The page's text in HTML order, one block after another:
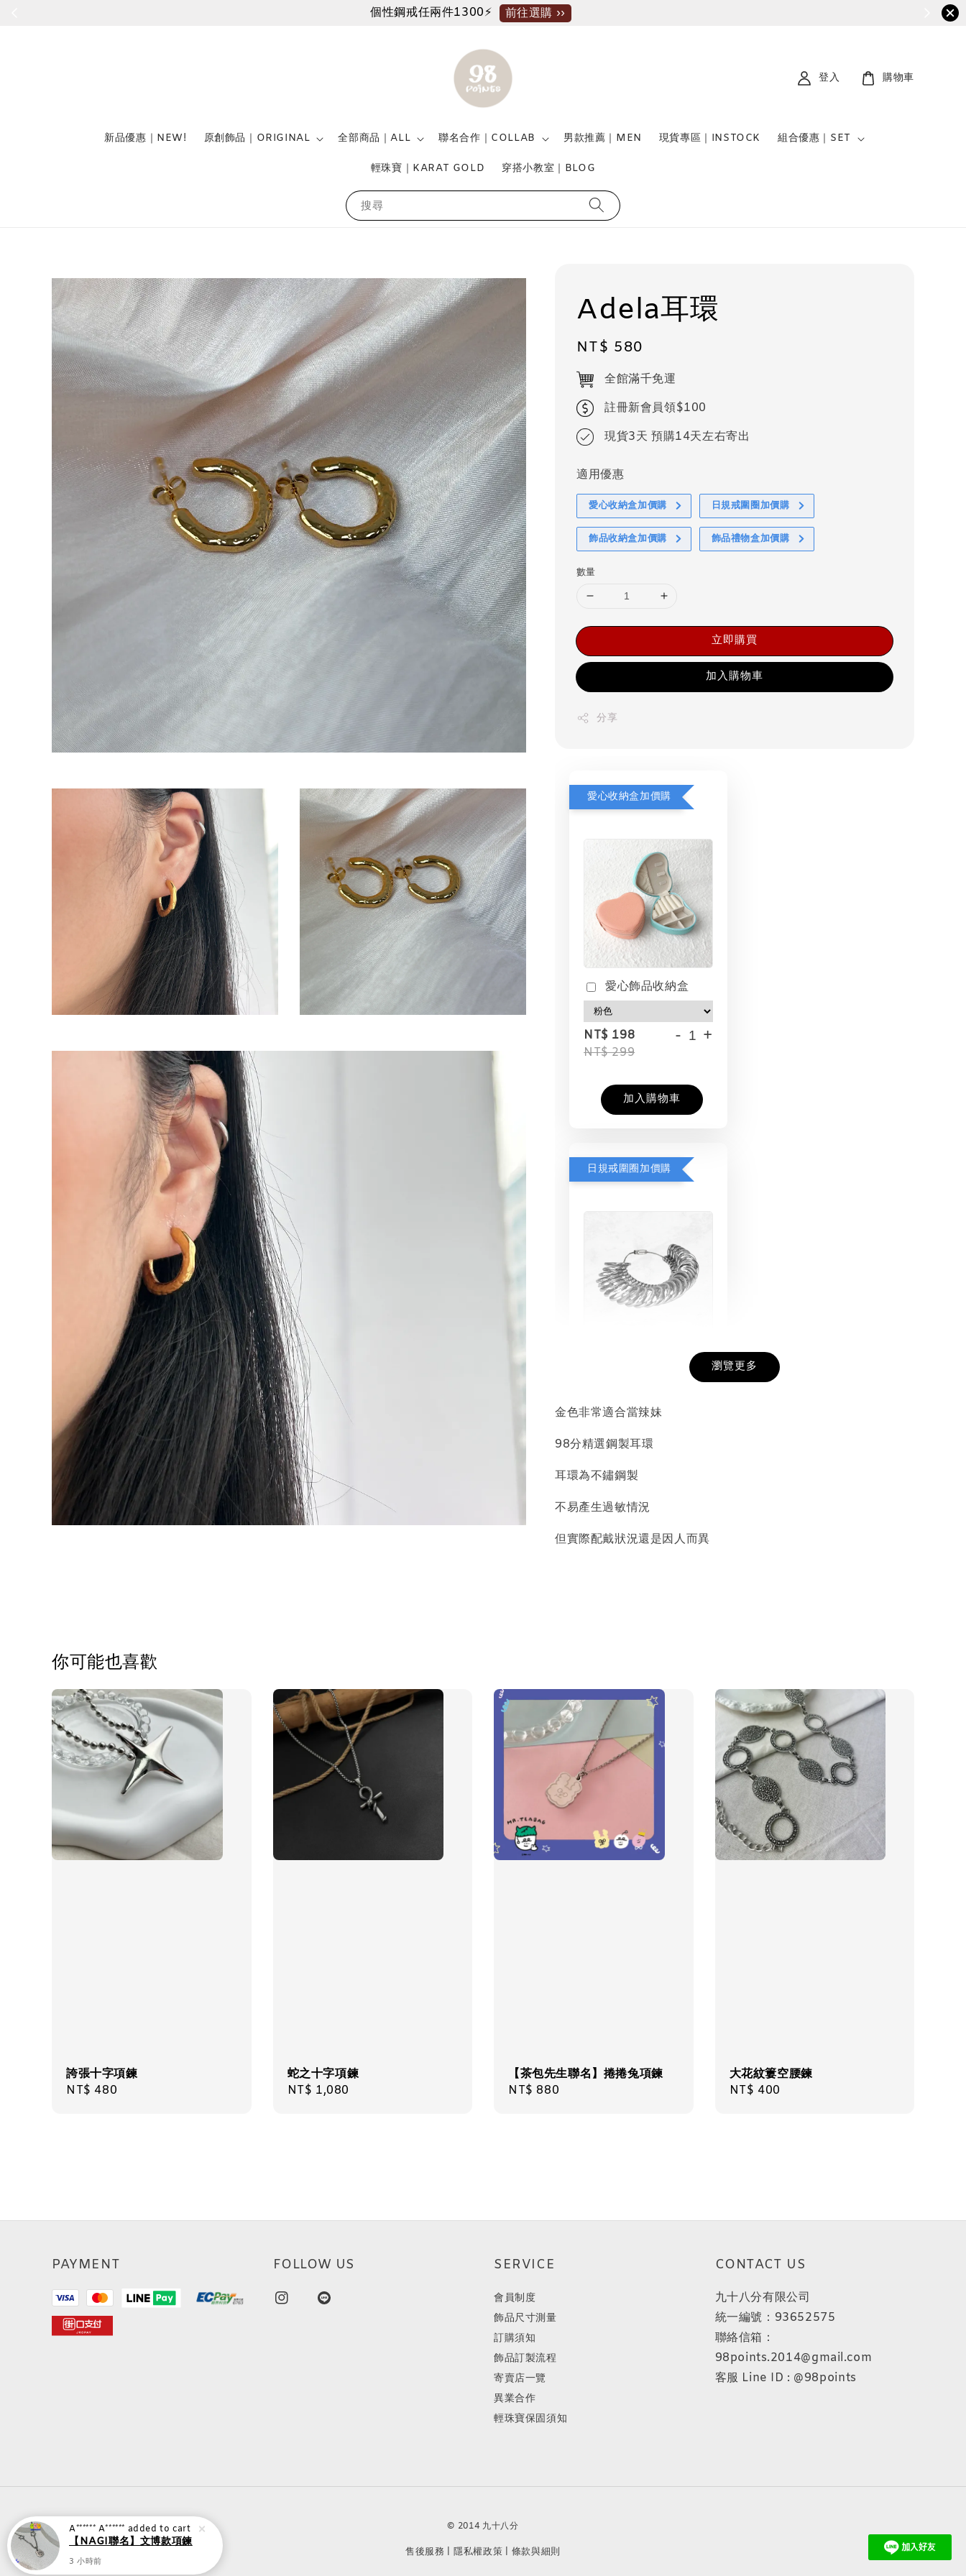
個性鋼戒任兩件1300⚡ 前往選購 ››
搜尋
新品優惠｜NEW! 原創飾品｜ORIGINAL 全部商品｜ALL 聯名合作｜COLLAB 男款推薦｜MEN 現貨專區｜INSTOCK 組合優惠｜SET
輕珠寶｜KARAT GOLD 穿搭小教室｜BLOG
登入 購物車
Adela耳環
Regular
price
NT$ 580
全館滿千免運
註冊新會員領$100
現貨3天 預購14天左右寄出
適用優惠
愛心收納盒加價購 日規戒圍圈加價購
飾品收納盒加價購 飾品禮物盒加價購
數量
立即購買
加入購物車
分享
愛心收納盒加價購
愛心飾品收納盒
NT$ 198
NT$ 299
- +
加入購物車
日規戒圍圈加價購
NT$ 98
+
加入購物車
質感飾品收納盒
NT$ 298
NT$ 399
飾品禮物盒
瀏覽更多
金色非常適合當辣妹
98分精選鋼製耳環
耳環為不鏽鋼製
不易產生過敏情況
但實際配戴狀況還是因人而異
你可能也喜歡
誇張十字項鍊
Regular
NT$ 480
蛇之十字項鍊
Regular
NT$ 1,080
【茶包先生聯名】捲捲兔項鍊
Regular
NT$ 880
大花紋簍空腰鍊
Regular
NT$ 400
PAYMENT FOLLOW US SERVICE
會員制度
飾品尺寸測量
訂購須知
飾品訂製流程
寄賣店一覽
異業合作
輕珠寶保固須知
CONTACT US
九十八分有限公司
統一編號：93652575
聯絡信箱：
98points.2014@gmail.com
客服 Line ID : @98points
© 2014 九十八分
售後服務 | 隱私權政策 | 條款與細則